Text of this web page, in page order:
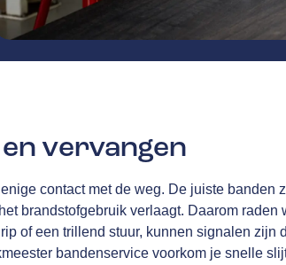
vervangen
contact met de weg. De juiste banden
brandstofgebruik verlaagt. Daarom
of een trillend stuur, kunnen signalen zijn
bandenservice voorkom je snelle